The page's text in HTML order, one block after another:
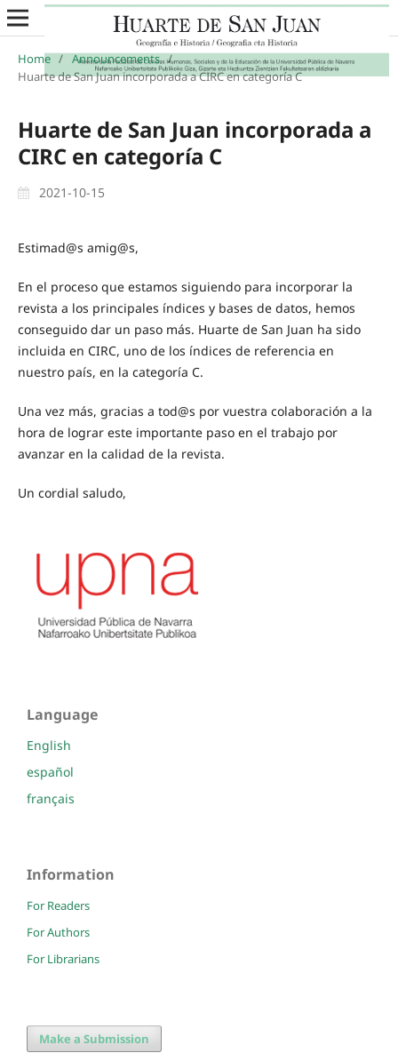
Home / Announcements /
Huarte de San Juan incorporada a CIRC en categoría C
Huarte de San Juan incorporada a
CIRC en categoría C
2021-10-15
Estimad@s amig@s,
En el proceso que estamos siguiendo para incorporar la
revista a los principales índices y bases de datos, hemos
conseguido dar un paso más. Huarte de San Juan ha sido
incluida en CIRC, uno de los índices de referencia en
nuestro país, en la categoría C.
Una vez más, gracias a tod@s por vuestra colaboración a la
hora de lograr este importante paso en el trabajo por
avanzar en la calidad de la revista.
Un cordial saludo,
Language
English
español
français
Information
For Readers
For Authors
For Librarians
Make a Submission